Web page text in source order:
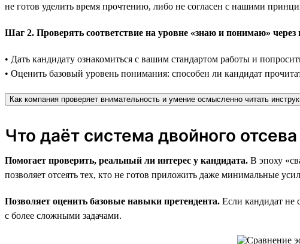
не готов уделить время прочтению, либо не согласен с нашими
Шаг 2. Проверять соответствие на уровне «знаю и понимаю» через
• Дать кандидату ознакомиться с вашим стандартом работы и
• Оценить базовый уровень понимания: способен ли кандидат
Как компания проверяет внимательность и умение осмысленно читать
Что даёт система двойного отсева
Помогает проверить, реальный ли интерес у кандидата. В эпоху
позволяет отсеять тех, кто не готов приложить даже минимальные
Позволяет оценить базовые навыки претендента. Если кандидат не
с более сложными задачами.